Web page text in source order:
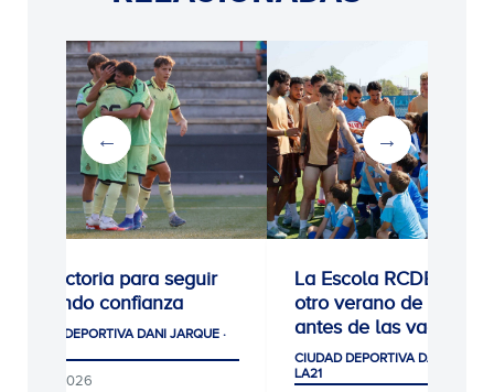
0-1: Victoria para seguir
cogiendo confianza
CIUDAD DEPORTIVA DANI JARQUE ·
05/08/2026
La Escola RCDE cierra
otro verano de récord
antes de las
CIUDAD DEPORTIVA DANI
LA21